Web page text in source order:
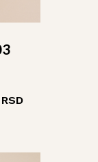
RSD